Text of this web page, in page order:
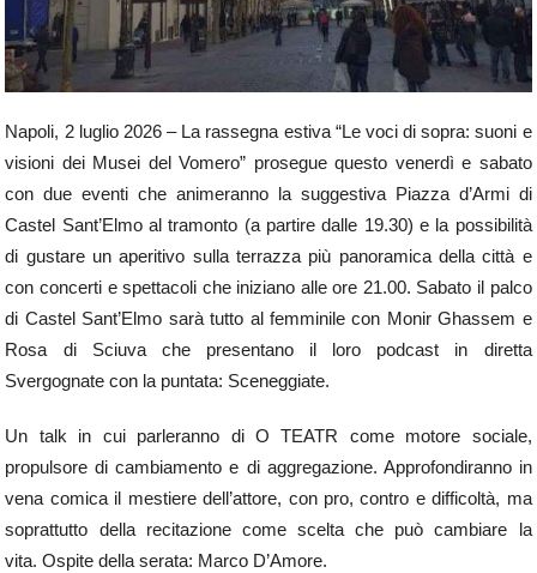
Napoli, 2 luglio 2026 – La rassegna estiva “Le voci di sopra: suoni e
visioni dei Musei del Vomero” prosegue questo venerdì e sabato
con due eventi che animeranno la suggestiva Piazza d’Armi di
Castel Sant’Elmo al tramonto (a partire dalle 19.30) e la possibilità
di gustare un aperitivo sulla terrazza più panoramica della città e
con concerti e spettacoli che iniziano alle ore 21.00. Sabato il palco
di Castel Sant’Elmo sarà tutto al femminile con Monir Ghassem e
Rosa di Sciuva che presentano il loro podcast in diretta
Svergognate con la puntata: Sceneggiate.
Un talk in cui parleranno di O TEATR come motore sociale,
propulsore di cambiamento e di aggregazione. Approfondiranno in
vena comica il mestiere dell’attore, con pro, contro e difficoltà, ma
soprattutto della recitazione come scelta che può cambiare la
vita. Ospite della serata: Marco D’Amore.